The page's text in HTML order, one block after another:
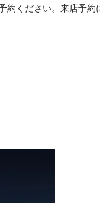
ください。来店予